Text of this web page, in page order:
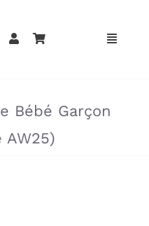
Bébé Garçon
AW25)